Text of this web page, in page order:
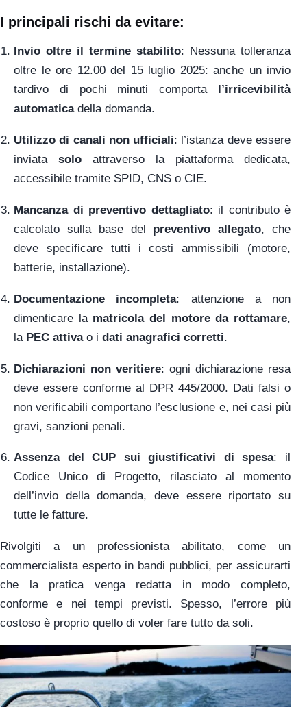
I principali rischi da evitare:
Invio oltre il termine stabilito: Nessuna tolleranza
oltre le ore 12.00 del 15 luglio 2025: anche un invio
tardivo di pochi minuti comporta l’irricevibilità
automaticadella domanda.
Utilizzo di canali non ufficiali: l’istanza deve essere
inviata solo attraverso la piattaforma dedicata,
accessibile tramite SPID, CNS o CIE.
Mancanza di preventivo dettagliato: il contributo è
calcolato sulla base del preventivo allegato, che
deve specificare tutti i costi ammissibili (motore,
batterie, installazione).
Documentazione incompleta: attenzione a non
dimenticare la matricola del motore da rottamare,
la PEC attivao i dati anagrafici corretti.
Dichiarazioni non veritiere: ogni dichiarazione resa
deve essere conforme al DPR 445/2000. Dati falsi o
non verificabili comportano l’esclusione e, nei casi più
gravi, sanzioni penali.
Assenza del CUP sui giustificativi di spesa: il
Codice Unico di Progetto, rilasciato al momento
dell’invio della domanda, deve essere riportato su
tutte le fatture.
Rivolgiti a un professionista abilitato, come un
commercialista esperto in bandi pubblici, per assicurarti
che la pratica venga redatta in modo completo,
conforme e nei tempi previsti. Spesso, l’errore più
costoso è proprio quello di voler fare tutto da soli.